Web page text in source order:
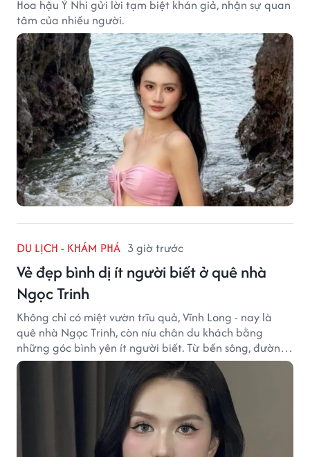
Hoa hậu Ý Nhi gửi lời tạm biệt khán giả, nhận sự quan
tâm của nhiều người.
DU LỊCH - KHÁM PHÁ 3 giờ trước
Vẻ đẹp bình dị ít người biết ở quê nhà
Ngọc Trinh
Không chỉ có miệt vườn trĩu quả, Vĩnh Long - nay là
quê nhà Ngọc Trinh, còn níu chân du khách bằng
những góc bình yên ít người biết. Từ bến sông, đường
quê đến nhịp sống chậm rãi, tất cả tạo nên sức hút rất
riêng của vùng đất miền Tây.